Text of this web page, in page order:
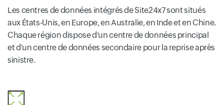
Les centres de données intégrés de Site24x7 sont situés
aux États-Unis, en Europe, en Australie, en Inde et en Chine.
Chaque région dispose d'un centre de données principal
et d'un centre de données secondaire pour la reprise après
sinistre.